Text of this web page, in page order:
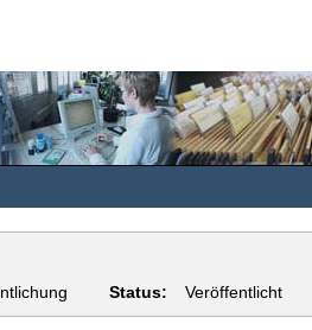
Status: Veröffentlicht